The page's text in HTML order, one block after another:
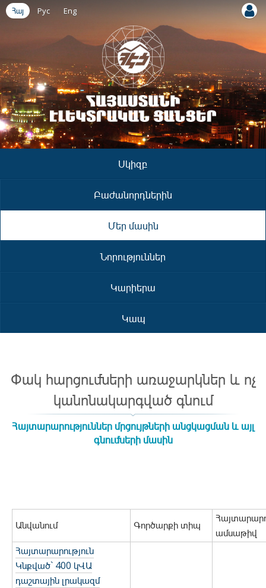
Հայ Рус Eng
Սկիզբ
Բաժանորդներին
Մեր մասին
Նորություններ
Կարիերա
Կապ
Փակ հարցումների առաջարկներ և ոչ
կանոնակարգված գնում
Հայտարարություններ մրցույթների անցկացման և այլ
գնումների մասին
Անվանում Գործարքի տիպ
ամսաթիվ
Հայտարարություն
Կնքված` 400 կՎԱ
դաշտային լրակազմ